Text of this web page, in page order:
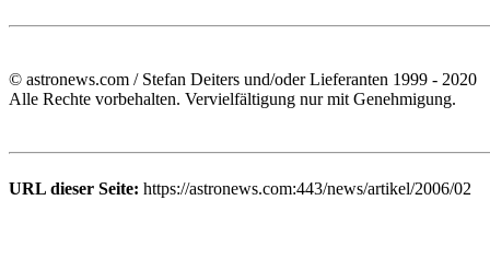
© astronews.com / Stefan Deiters und/oder Lieferanten 1999 - 2020
Alle Rechte vorbehalten. Vervielfältigung nur mit Genehmigung.
URL dieser Seite: https://astronews.com:443/news/artikel/2006/02